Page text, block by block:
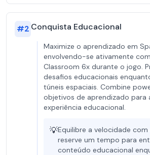
#2 Conquista Educacional
Maximize o aprendizado em
envolvendo-se ativamente
Classroom 6x durante o jogo.
desafios educacionais
túneis espaciais. Combine
objetivos de aprendizado para
experiência educacional.
💡Equilibre a velocidade
reserve um tempo para
conteúdo educacional